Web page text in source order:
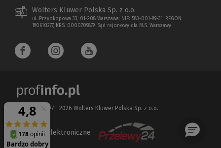
Wolters Kluwer Polska Sp. z o.o.
ul. Przyokopowa 33, 01-208 Warszawa; NIP: 583-001-89-31, REGON:
190610277, KRS: 0000709879, Sąd rejonowy dla M.S. Warszawy
Copyright 1997 - 2026 Wolters Kluwer Polska Sp. z o.o.
Płatności elektroniczne
(Nowe
(Link